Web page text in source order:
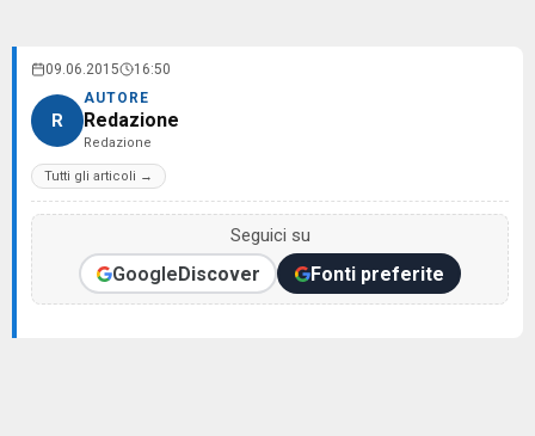
09.06.2015 16:50
R
AUTORE
Redazione
Redazione
Tutti gli articoli →
Seguici su
GoogleDiscover Fonti preferite